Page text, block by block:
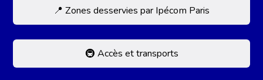
📍 Zones desservies par Ipécom Paris
élèves de toute la capitale et d’Île-de-France.
🚇 Accès et transports